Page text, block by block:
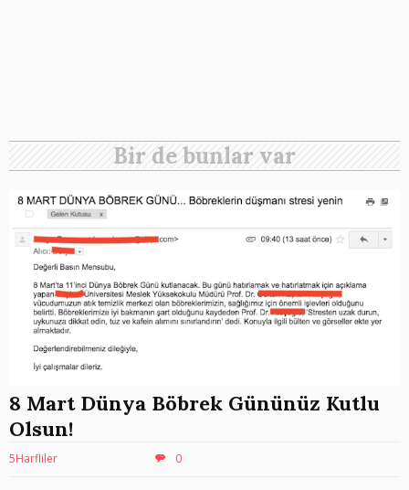
Bir de bunlar var
8 Mart Dünya Böbrek Gününüz Kutlu
Olsun!
5Harfliler 0